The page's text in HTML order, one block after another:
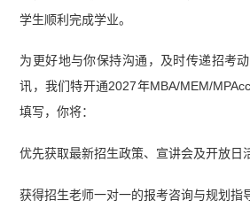
学生顺利完成学业。
为更好地与你保持沟通，及时传递招考
讯，我们特开通2027年MBA/MEM/
填写，你将：
优先获取最新招生政策、宣讲会及开放日
获得招生老师一对一的报考咨询与规划指